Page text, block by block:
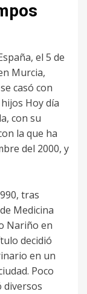
el 5 de
Murcia,
casó con
Hoy día
con su
la que ha
del 2000, y
tras
Medicina
Nariño en
decidió
en un
Poco
diversos